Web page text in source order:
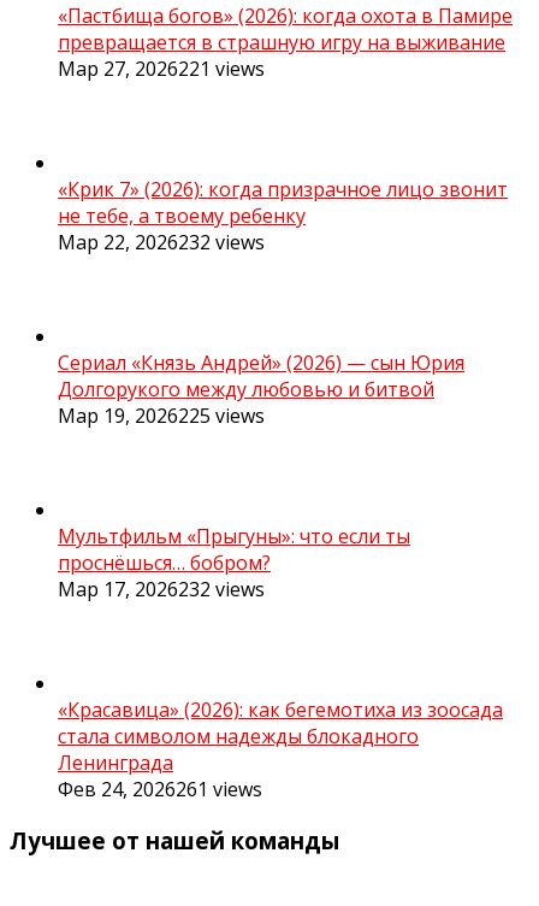
«Пастбища богов» (2026): когда охота в Памире
превращается в страшную игру на выживание
Мар 27, 2026221 views
«Крик 7» (2026): когда призрачное лицо звонит
не тебе, а твоему ребенку
Мар 22, 2026232 views
Сериал «Князь Андрей» (2026) — сын Юрия
Долгорукого между любовью и битвой
Мар 19, 2026225 views
Мультфильм «Прыгуны»: что если ты
проснёшься… бобром?
Мар 17, 2026232 views
«Красавица» (2026): как бегемотиха из зоосада
стала символом надежды блокадного
Ленинграда
Фев 24, 2026261 views
Лучшее от нашей команды